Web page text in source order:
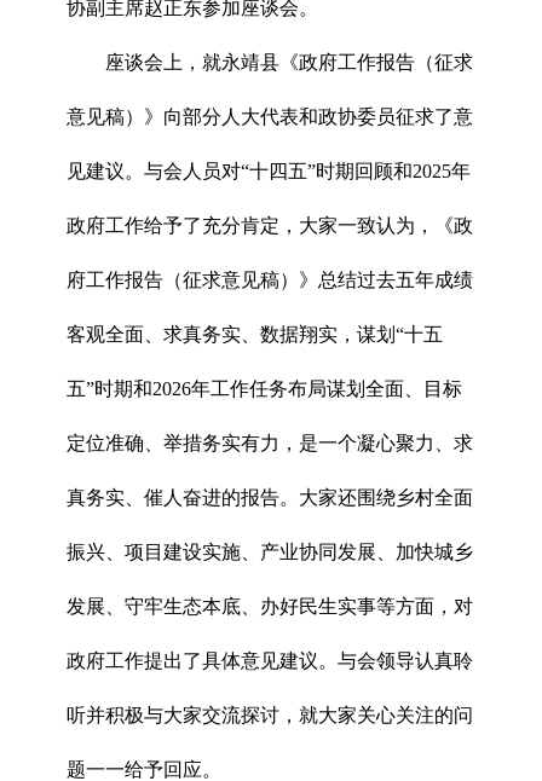
协副主席赵正东参加座谈会。
座谈会上，就永靖县《政府工作报告（征求
意见稿）》向部分人大代表和政协委员征求了意
见建议。与会人员对“十四五”时期回顾和2025年
政府工作给予了充分肯定，大家一致认为，《政
府工作报告（征求意见稿）》总结过去五年成绩
客观全面、求真务实、数据翔实，谋划“十五
五”时期和2026年工作任务布局谋划全面、目标
定位准确、举措务实有力，是一个凝心聚力、求
真务实、催人奋进的报告。大家还围绕乡村全面
振兴、项目建设实施、产业协同发展、加快城乡
发展、守牢生态本底、办好民生实事等方面，对
政府工作提出了具体意见建议。与会领导认真聆
听并积极与大家交流探讨，就大家关心关注的问
题一一给予回应。